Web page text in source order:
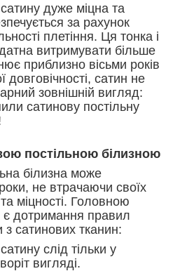
дуже міцна та
за рахунок
плетіння. Ця тонка і
витримувати більше
приблизно вісьми років
довговічності, сатин не
зовнішній вигляд:
сатинову постільну
постільною білизною
білизна може
не втрачаючи своїх
міцності. Головною
дотримання правил
сатинових тканин:
слід тільки у
вигляді.